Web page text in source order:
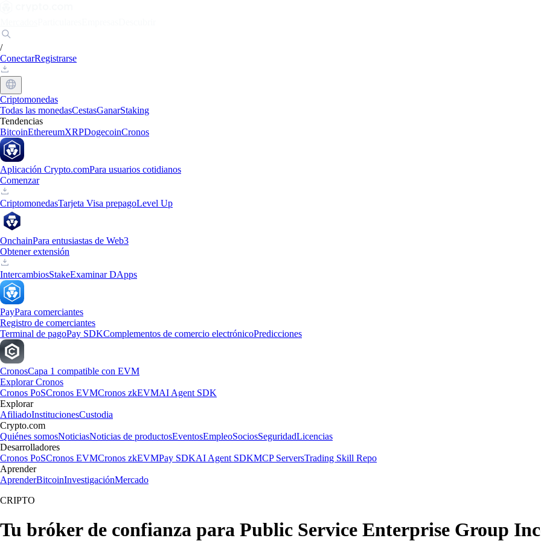
/
ConectarRegistrarse
Criptomonedas
Todas las monedasCestasGanarStaking
Tendencias
BitcoinEthereumXRPDogecoinCronos
Aplicación Crypto.comPara usuarios cotidianos
Comenzar
CriptomonedasTarjeta Visa prepagoLevel Up
OnchainPara entusiastas de Web3
Obtener extensión
IntercambiosStakeExaminar DApps
PayPara comerciantes
Registro de comerciantes
Terminal de pagoPay SDKComplementos de comercio electrónicoPredicciones
CronosCapa 1 compatible con EVM
Explorar Cronos
Cronos PoSCronos EVMCronos zkEVMAI Agent SDK
Explorar
AfiliadoInstitucionesCustodia
Crypto.com
Quiénes somosNoticiasNoticias de productosEventosEmpleoSociosSeguridadLicencias
Desarrolladores
Cronos PoSCronos EVMCronos zkEVMPay SDKAI Agent SDKMCP ServersTrading Skill Repo
Aprender
AprenderBitcoinInvestigaciónMercado
CRIPTO
Tu bróker de confianza para Public Service Enterprise Group